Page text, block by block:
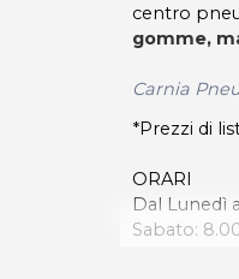
centro
gomme,
Carnia
*Prezzi di
ORARI
Dal Lunedì
Sabato: